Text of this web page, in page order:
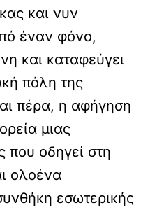
και νυν
έναν φόνο,
και καταφεύγει
πόλη της
πέρα, η αφήγηση
μιας
που οδηγεί στη
ολοένα
εσωτερικής